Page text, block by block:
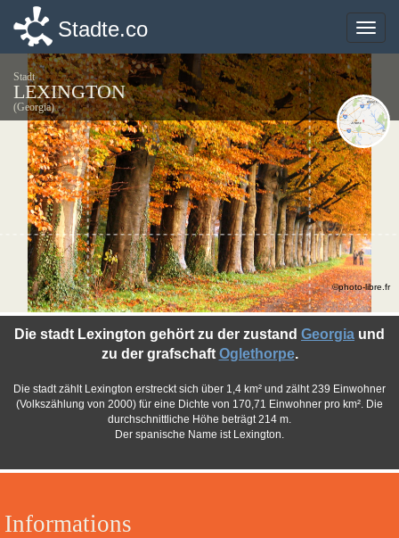
Toggle
Stadte.co
Stadt
LEXINGTON
(Georgia)
Informations
Die stadt Lexington gehört zu der zustand Georgia und
zu der grafschaft Oglethorpe.
Die stadt zählt Lexington erstreckt sich über 1,4 km² und zälht 239 Einwohner
(Volkszählung von 2000) für eine Dichte von 170,71 Einwohner pro km². Die
durchschnittliche Höhe beträgt 214 m.
Der spanische Name ist Lexington.
©photo-libre.fr
Toggle
Stadte.co